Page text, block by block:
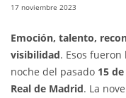
17 noviembre 2023
Emoción, talento,
visibilidad. Esos
noche del pasado 15
Real de Madrid. La